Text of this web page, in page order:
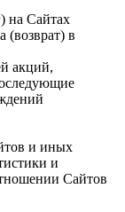
на Сайтах
(возврат) в
акций,
и иных
и
Сайтов